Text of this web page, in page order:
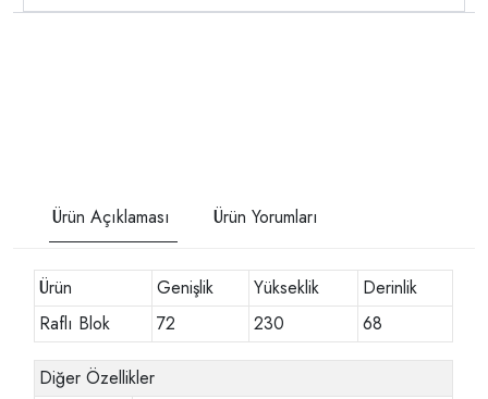
Ürün Açıklaması Ürün Yorumları
Ürün Genişlik Yükseklik
Derinlik
Raflı Blok
72 230 68
Diğer Özellikler